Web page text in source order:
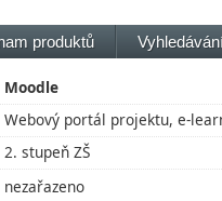
produktů
Moodle
Webový portál projektu, e-
2. stupeň ZŠ
nezařazeno